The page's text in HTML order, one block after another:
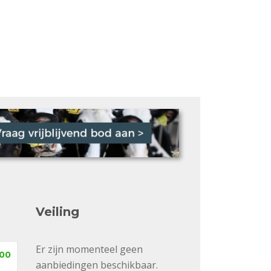
Veiling
Er zijn momenteel geen
aanbiedingen beschikbaar.